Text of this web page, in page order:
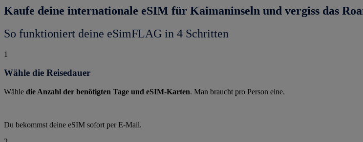
Kaufe deine internationale eSIM für Kaimaninseln und vergiss das
So funktioniert deine eSimFLAG in 4 Schritten
1
Wähle die Reisedauer
Wähle die Anzahl der benötigten Tage und eSIM-Karten. Man braucht pro Person eine.
Du bekommst deine eSIM sofort per E-Mail.